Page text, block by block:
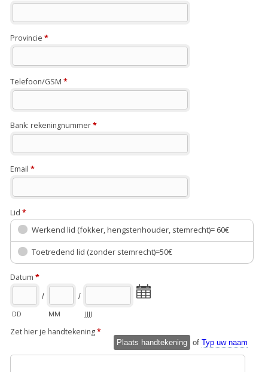
Provincie *
Telefoon/GSM *
Bank: rekeningnummer*
Email *
Lid *
Werkend lid (fokker, hengstenhouder, stemrecht)= 60€
Toetredend lid (zonder stemrecht)=50€
Datum *
/
DD
/
MM
JJJJ
Zet hier je handtekening*
Plaats handtekening ofTyp uw naam